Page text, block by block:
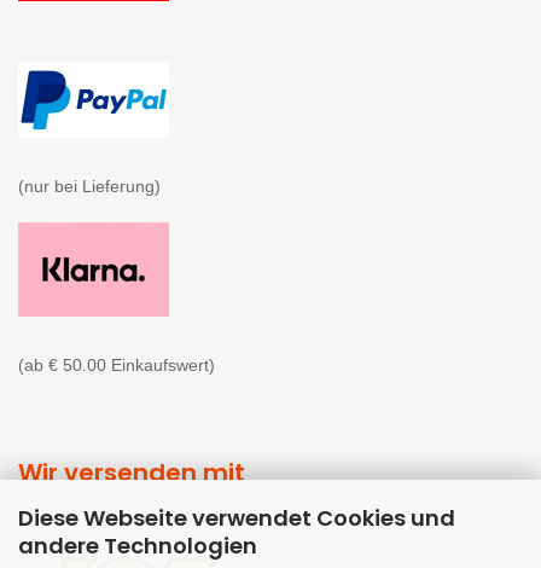
Diese Webseite verwendet Cookies und
andere Technologien
(nur bei Lieferung)
(ab € 50.00 Einkaufswert)
Wir versenden mit